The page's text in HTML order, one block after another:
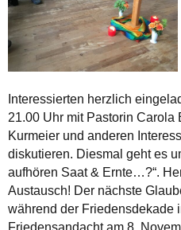
Interessierten herzlich
21.00 Uhr mit Pastorin Carola
Kurmeier und anderen
diskutieren. Diesmal geht es
aufhören Saat & Ernte…?“.
Austausch! Der nächste
während der Friedensdekade